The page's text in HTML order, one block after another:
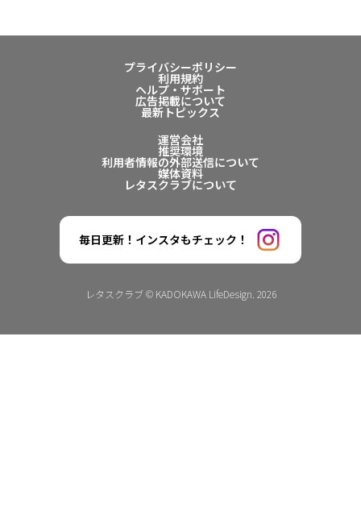
プライバシーポリシー
利用規約
ヘルプ・サポート
広告掲載について
最新トピックス
運営会社
推奨環境
利用者情報の外部送信について
媒体資料
レタスクラブについて
毎日更新！インスタもチェック！
レタスクラブ © KADOKAWA LifeDesign. 2026